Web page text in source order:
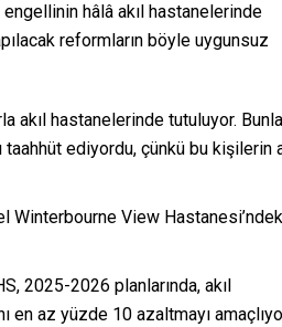
engellinin hâlâ akıl hastanelerinde
reformların böyle uygunsuz
hastanelerinde tutuluyor.
taahhüt ediyordu, çünkü bu kişilerin
Winterbourne View
2025-2026 planlarında, akıl
en az yüzde 10 azaltmayı